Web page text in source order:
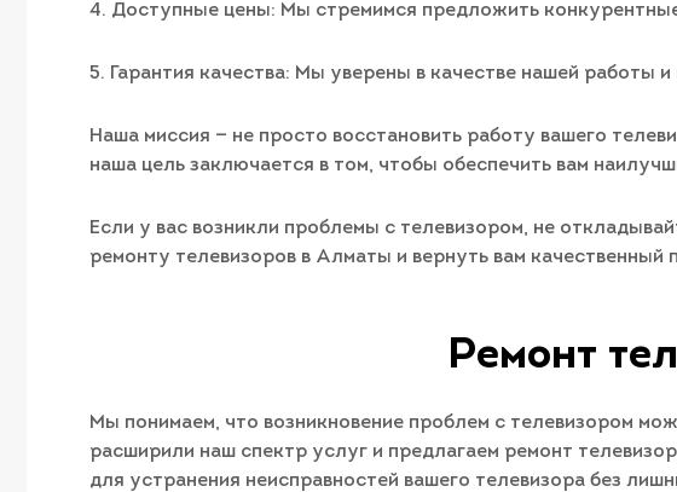
4. Доступные цены: Мы стремимся предложить
5. Гарантия качества: Мы уверены в качестве нашей работы
Наша миссия — не просто восстановить работу вашего
наша цель заключается в том, чтобы обеспечить вам
Если у вас возникли проблемы с телевизором, не
ремонту телевизоров в Алматы и вернуть вам
Ремонт
Мы понимаем, что возникновение проблем с телевизором
расширили наш спектр услуг и предлагаем ремонт
для устранения неисправностей вашего телевизора без